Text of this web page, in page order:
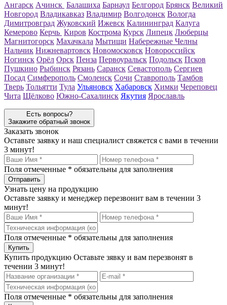
Ангарск Ачинск Балашиха Барнаул Белгород Брянск Великий
Новгород Владикавказ Владимир Волгодонск Вологда
Димитровград Жуковский Ижевск Калининград Калуга
Кемерово Керчь Киров Кострома Курск Липецк Люберцы
Магнитогорск Махачкала Мытищи Набережные Челны
Нальчик Нижневартовск Новомосковск Новороссийск
Ногинск Орёл Орск Пенза Первоуральск Подольск Псков
Пушкино Рыбинск Рязань Саранск Севастополь Сергиев
Посад Симферополь Смоленск Сочи Ставрополь Тамбов
Тверь Тольятти Тула Ульяновск Хабаровск Химки Череповец
Чита Щёлково Южно-Сахалинск Якутия Ярославль
Есть вопросы?
Закажите обратный звонок
Заказать звонок
Оставьте заявку и наш специалист свяжется с вами в течении
3 минут!
Поля отмеченные * обязательны для заполнения
Узнать цену на продукцию
Оставьте заявку и менеджер перезвонит вам в течении 3
минут!
Поля отмеченные * обязательны для заполнения
Купить продукцию Оставьте зявку и вам перезвонят в
течении 3 минут!
Поля отмеченные * обязательны для заполнения